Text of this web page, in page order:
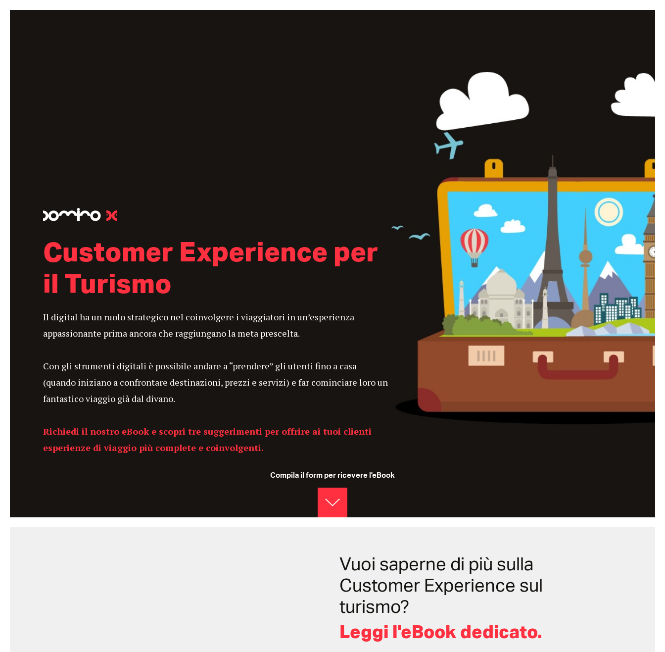
Customer Experience per
il Turismo
Il digital ha un ruolo strategico nel coinvolgere i viaggiatori in un’esperienza
appassionante prima ancora che raggiungano la meta prescelta.
Con gli strumenti digitali è possibile andare a “prendere” gli utenti fino a casa
(quando iniziano a confrontare destinazioni, prezzi e servizi) e far cominciare loro un
fantastico viaggio già dal divano.
Richiedi il nostro eBook e scopri tre suggerimenti per offrire ai tuoi clienti
esperienze di viaggio più complete e coinvolgenti.
Compila il form per ricevere l'eBook
Vuoi saperne di più sulla
Customer Experience sul
turismo?
Leggi l'eBook dedicato.